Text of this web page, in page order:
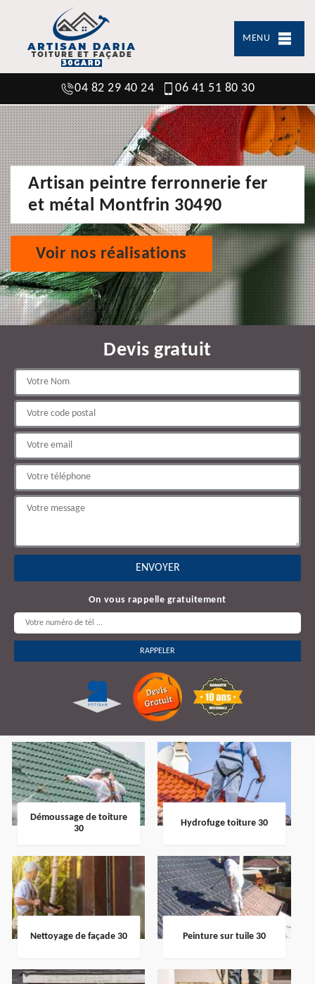
MENU
04 82 29 40 24 06 41 51 80 30
Artisan peintre ferronnerie fer
et métal Montfrin 30490
Voir nos réalisations
Devis gratuit
On vous rappelle gratuitement
Démoussage de toiture
30
Hydrofuge toiture 30
Nettoyage de façade 30 Peinture sur tuile 30